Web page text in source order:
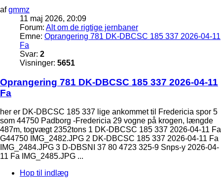
afgmmz
11 maj 2026, 20:09
Forum: Alt om de rigtige jernbaner
Emne: Oprangering 781 DK-DBCSC 185 337 2026-04-11
Fa
Svar: 2
Visninger: 5651
Oprangering 781 DK-DBCSC 185 337 2026-04-11
Fa
her er DK-DBCSC 185 337 lige ankommet til Fredericia spor 5
som 44750 Padborg -Fredericia 29 vogne på krogen, længde
487m, togvægt 2352tons 1 DK-DBCSC 185 337 2026-04-11 Fa
G44750 IMG_2482.JPG 2 DK-DBCSC 185 337 2026-04-11 Fa
IMG_2484.JPG 3 D-DBSNI 37 80 4723 325-9 Snps-y 2026-04-
11 Fa IMG_2485.JPG ...
Hop til indlæg